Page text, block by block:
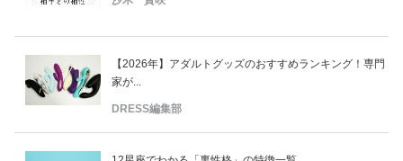
【2026年】アダルトグッズのおすすめランキング！専門
家が...
DRESS編集部